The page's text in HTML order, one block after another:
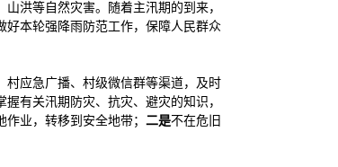
洪等自然灾害。随着主汛期的到来，
好本轮强降雨防范工作，保障人民群众
村应急广播、村级微信群等渠道，及时
有关汛期防灾、抗灾、避灾的知识，
业，转移到安全地带； 二是不在危旧